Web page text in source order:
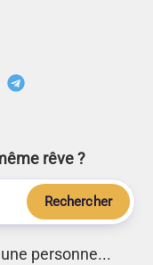
rêve ?
Rechercher
personne...